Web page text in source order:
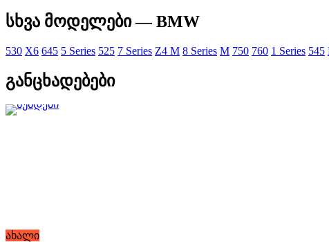
სხვა მოდელები — BMW
530 X6 645 5 Series 525 7 Series Z4 M 8 Series M 750 760 1 Series 545
განცხადებები
ახალი